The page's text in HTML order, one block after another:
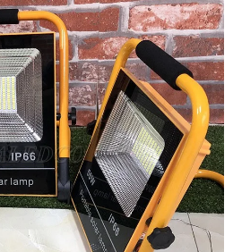
tích điện cho công trường
và bảo quản đèn pha
điện và đèn pha thông